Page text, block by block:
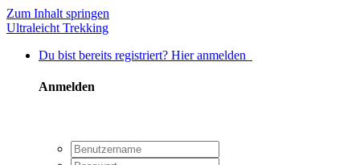
Zum Inhalt springen
Ultraleicht Trekking
Du bist bereits registriert? Hier anmelden
Anmelden